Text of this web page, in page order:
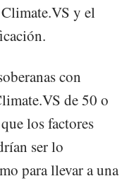
y el
con
de 50 o
los factores
ser lo
para llevar a una